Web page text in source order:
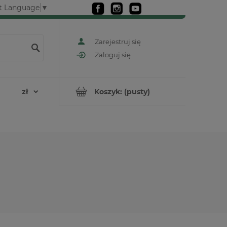
Language ▼
Zarejestruj się
Zaloguj się
Koszyk: (pusty)